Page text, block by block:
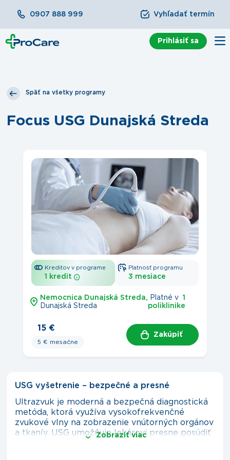
0907 888 999 Vyhľadať termín
Prihlásiť sa
Späť na všetky programy
Focus USG Dunajská Streda
USG vyšetrenie – bezpečné a presné
Ultrazvuk je moderná a bezpečná diagnostická
metóda, ktorá využíva vysokofrekvenčné
zvukové vlny na zobrazenie vnútorných orgánov
a tkanív. USG umožňuje lekárovi presne posúdiť
Kreditov v programe
1 kredit
Platnosť programu
3 mesiace
Nemocnica Dunajská Streda,
Dunajská Streda
Platné v 1
poliklinike
15 €
5 € mesačne
Zakúpiť